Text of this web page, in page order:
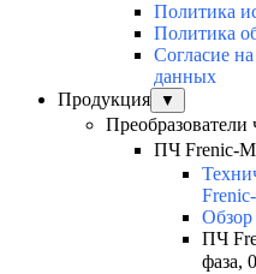
Политика
Политика
Согласие
данных
Продукция
▼
Преобразователи
ПЧ Frenic-
ПЧ
фаза,